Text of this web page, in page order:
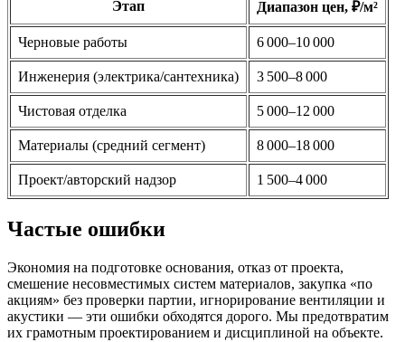
Этап Диапазон цен, ₽/м²
Черновые работы 6 000–10 000
Инженерия (электрика/сантехника) 3 500–8 000
Чистовая отделка 5 000–12 000
Материалы (средний сегмент) 8 000–18 000
Проект/авторский надзор 1 500–4 000
Частые ошибки
Экономия на подготовке основания, отказ от проекта,
смешение несовместимых систем материалов, закупка «по
акциям» без проверки партии, игнорирование вентиляции и
акустики — эти ошибки обходятся дорого. Мы предотвратим
их грамотным проектированием и дисциплиной на объекте.